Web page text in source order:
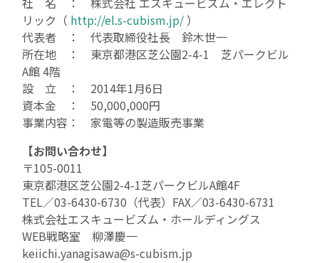
リック（ http://el.s-cubism.jp/ ）
代表者 ： 代表取締役社長 鈴木世一
所在地 ： 東京都港区芝公園2-4-1 芝パークビル
A館 4階
設 立 ： 2014年1月6日
資本金 ： 50,000,000円
事業内容： 家電等の製造販売事業
【お問い合わせ】
〒105-0011
東京都港区芝公園2-4-1芝パークビルA館4F
TEL／03-6430-6730（代表）FAX／03-6430-6731
株式会社エスキュービズム・ホールディングス
WEB戦略室 柳澤慶一
keiichi.yanagisawa@s-cubism.jp